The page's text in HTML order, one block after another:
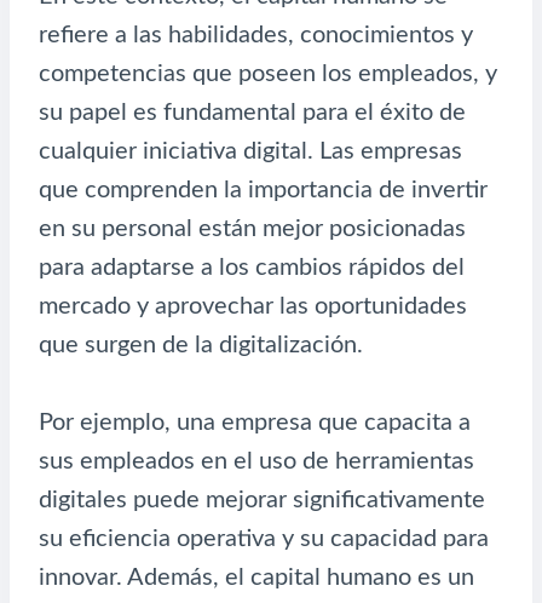
refiere a las habilidades, conocimientos y
competencias que poseen los empleados, y
su papel es fundamental para el éxito de
cualquier iniciativa digital. Las empresas
que comprenden la importancia de invertir
en su personal están mejor posicionadas
para adaptarse a los cambios rápidos del
mercado y aprovechar las oportunidades
que surgen de la digitalización.
Por ejemplo, una empresa que capacita a
sus empleados en el uso de herramientas
digitales puede mejorar significativamente
su eficiencia operativa y su capacidad para
innovar. Además, el capital humano es un